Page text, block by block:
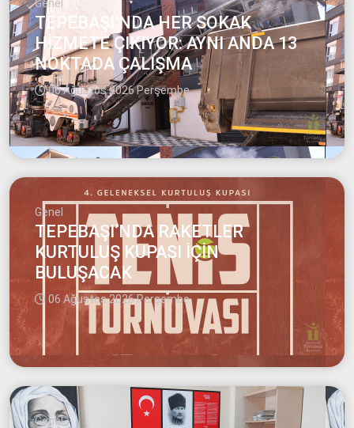
Genel
TEPEBAŞI’NDA HER SOKAK
HİZMETE ÇIKIYOR: AYNI ANDA 13
NOKTADA ÇALIŞMA
06 Ağustos 2026 Perşembe
Genel
TEPEBAŞI’NDA RAKETLER
KURTULUŞ KUPASI İÇİN
BULUŞACAK
06 Ağustos 2026 Perşembe
Genel